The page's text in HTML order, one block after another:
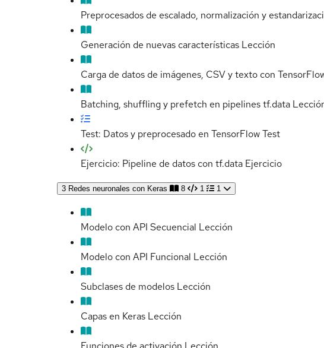
Preprocesados de escalado, normalización y
Generación de nuevas características Lección
Carga de datos de imágenes, CSV y texto con
Batching, shuffling y prefetch en pipelines tf.data
Test: Datos y preprocesado en TensorFlowTest
Ejercicio: Pipeline de datos con tf.data Ejercicio
3 Redes neuronales con Keras 8 1 1
Modelo con API Secuencial Lección
Modelo con API Funcional Lección
Subclases de modelos Lección
Capas en Keras Lección